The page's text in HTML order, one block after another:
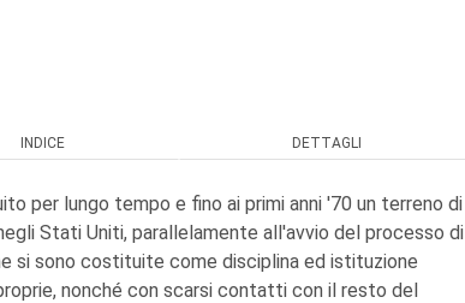
INDICE DETTAGLI
per lungo tempo e fino ai primi anni '70 un terreno di
Stati Uniti, parallelamente all'avvio del processo di
si sono costituite come disciplina ed istituzione
nonché con scarsi contatti con il resto del